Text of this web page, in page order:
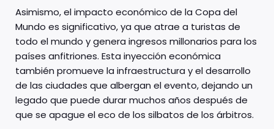
Asimismo, el impacto económico de la Copa del
Mundo es significativo, ya que atrae a turistas de
todo el mundo y genera ingresos millonarios para los
países anfitriones. Esta inyección económica
también promueve la infraestructura y el desarrollo
de las ciudades que albergan el evento, dejando un
legado que puede durar muchos años después de
que se apague el eco de los silbatos de los árbitros.